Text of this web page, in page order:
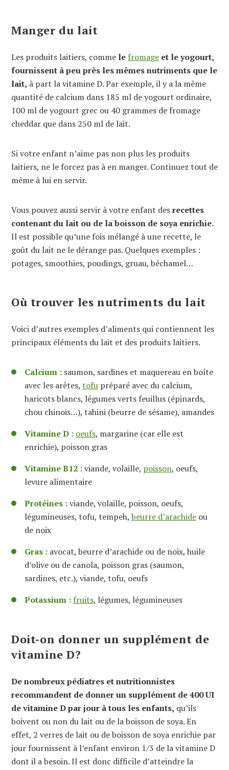
Manger du lait
Les produits laitiers, comme le fromage et le yogourt,
fournissent à peu près les mêmes nutriments que le
lait, à part la vitamine D. Par exemple, il y a la même
quantité de calcium dans 185 ml de yogourt ordinaire,
100 ml de yogourt grec ou 40 grammes de fromage
cheddar que dans 250 ml de lait.
Si votre enfant n’aime pas non plus les produits
laitiers, ne le forcez pas à en manger. Continuez tout de
même à lui en servir.
Vous pouvez aussi servir à votre enfant desrecettes
contenant du lait ou de la boisson de soya enrichie.
Il est possible qu’une fois mélangé à une recette, le
goût du lait ne le dérange pas. Quelques exemples :
potages, smoothies, poudings, gruau, béchamel…
Où trouver les nutriments du lait
Voici d’autres exemples d’aliments qui contiennent les
principaux éléments du lait et des produits laitiers.
Calcium : saumon, sardines et maquereau en boîte
avec les arêtes, tofu préparé avec du calcium,
haricots blancs, légumes verts feuillus (épinards,
chou chinois…), tahini (beurre de sésame), amandes
Vitamine D : oeufs, margarine (car elle est
enrichie), poisson gras
Vitamine B12 :viande, volaille, poisson, oeufs,
levure alimentaire
Protéines :viande, volaille, poisson, oeufs,
légumineuses, tofu, tempeh, beurre d’arachide ou
de noix
Gras : avocat, beurre d’arachide ou de noix, huile
d’olive ou de canola, poisson gras (saumon,
sardines, etc.), viande, tofu, oeufs
Potassium : fruits, légumes, légumineuses
Doit-on donner un supplément de
vitamine D?
De nombreux pédiatres et nutritionnistes
recommandent de donner un supplément de 400 UI
de vitamine D par jour à tous les enfants, qu’ils
boivent ou non du lait ou de la boisson de soya. En
effet, 2 verres de lait ou de boisson de soya enrichie par
jour fournissent à l’enfant environ 1/3 de la vitamine D
dont il a besoin. Il est donc difficile d’atteindre la